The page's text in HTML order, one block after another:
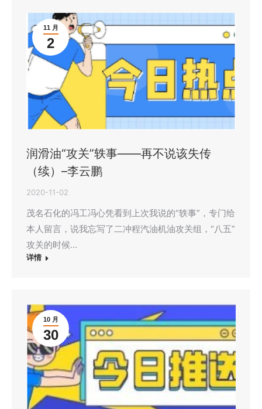
11 月
2
润滑油“攻关”轶事——再不说该失传
（续）–李云鹏
2020-11-02
茂名石化的冯工冯心凭看到上次我说的“轶事”，专门给
本人留言，说我忘写了二冲程汽油机油攻关组，“八五”
攻关的时候…
详情
10 月
30